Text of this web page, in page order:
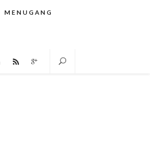
MENUGANG